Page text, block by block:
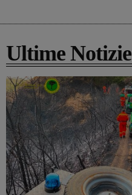
Ultime Notizie